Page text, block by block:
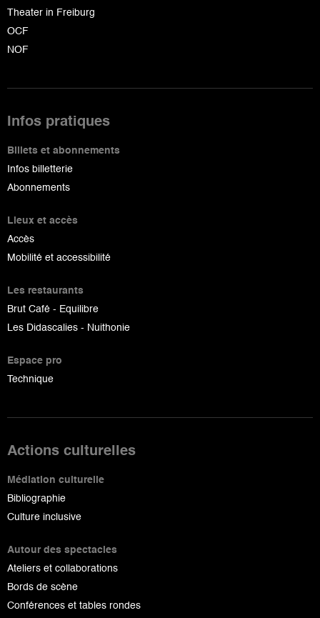
Theater in Freiburg
OCF
NOF
Infos pratiques
Billets et abonnements
Infos billetterie
Abonnements
Lieux et accès
Accès
Mobilité et accessibilité
Les restaurants
Brut Café - Equilibre
Les Didascalies - Nuithonie
Espace pro
Technique
Actions culturelles
Médiation culturelle
Bibliographie
Culture inclusive
Autour des spectacles
Ateliers et collaborations
Bords de scène
Conférences et tables rondes